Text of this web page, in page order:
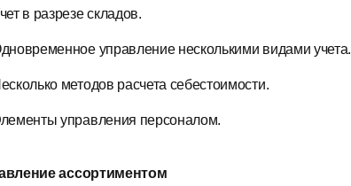
в разрезе складов.
управление несколькими видами учета.
методов расчета себестоимости.
управления персоналом.
ассортиментом